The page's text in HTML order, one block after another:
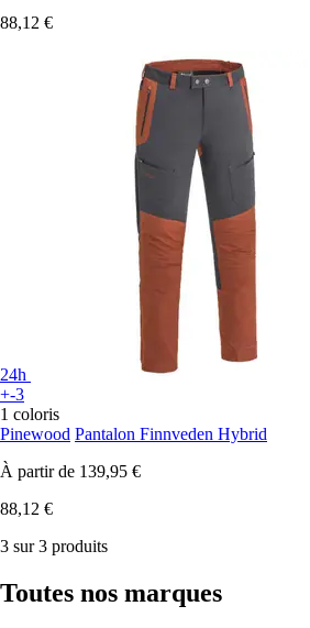
88,12 €
24h
+-3
1 coloris
Pinewood Pantalon Finnveden Hybrid
À partir de 139,95 €
88,12 €
3 sur 3 produits
Toutes nos marques